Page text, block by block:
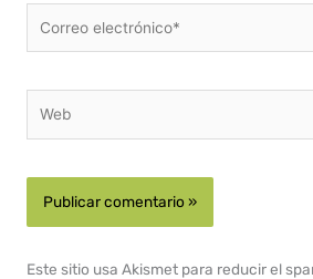
electrónico*
Este sitio usa Akismet para reducir el